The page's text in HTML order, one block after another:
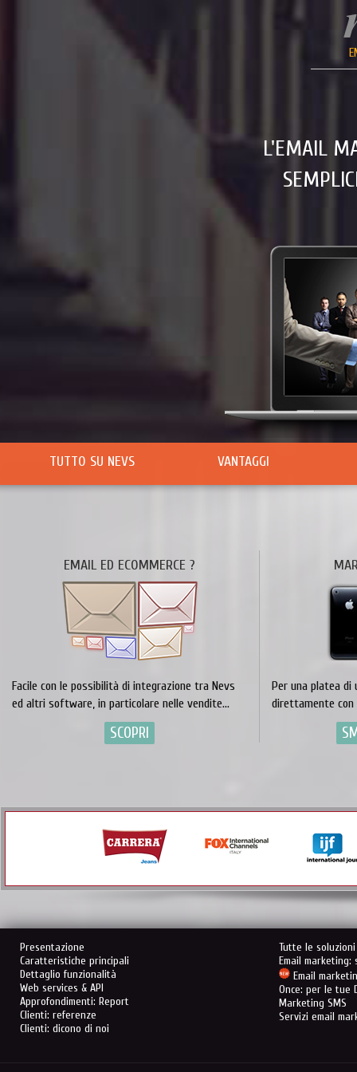
L'EMAIL
TUTTO SU NEVS VANTAGGI
EMAIL ED ECOMMERCE ?
Facile con le possibilità di integrazione tra Nevs
ed altri software, in particolare nelle vendite...
SCOPRI
Per una platea di
direttamente con
Presentazione
Caratteristiche principali
Dettaglio funzionalità
Web services & API
Approfondimenti: Report
Clienti: referenze
Clienti: dicono di noi
Tutte le
Email
Email
Once: per le tue
Marketing SMS
Servizi email